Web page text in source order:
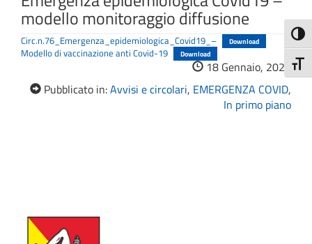
modello monitoraggio diffusione
Circ.n.76_Emergenza_epidemiologica_Covid19_– Download
Modello di vaccinazione anti Covid-19 Download
18 Gennaio, 2022
Pubblicato in:Avvisi e circolari, EMERGENZA COVID,
In primo piano